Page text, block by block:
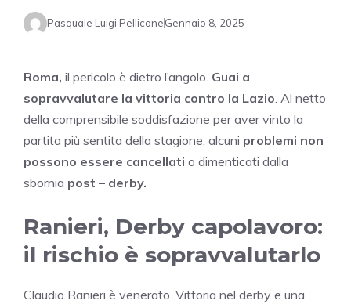
Pasquale Luigi PelliconeGennaio 8, 2025
Roma, il pericolo è dietro l’angolo. Guai a
sopravvalutare la vittoria contro la Lazio . Al netto
della comprensibile soddisfazione per aver vinto la
partita più sentita della stagione, alcuni problemi non
possono essere cancellati o dimenticati dalla
sbornia post – derby.
Ranieri, Derby capolavoro:
il rischio è sopravvalutarlo
Claudio Ranieri è venerato. Vittoria nel derby e una